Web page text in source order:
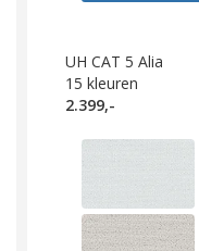
UH CAT 5 Alia
15 kleuren
2.399,-